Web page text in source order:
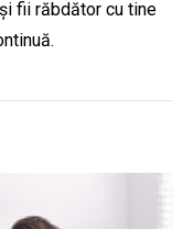
fii răbdător cu tine